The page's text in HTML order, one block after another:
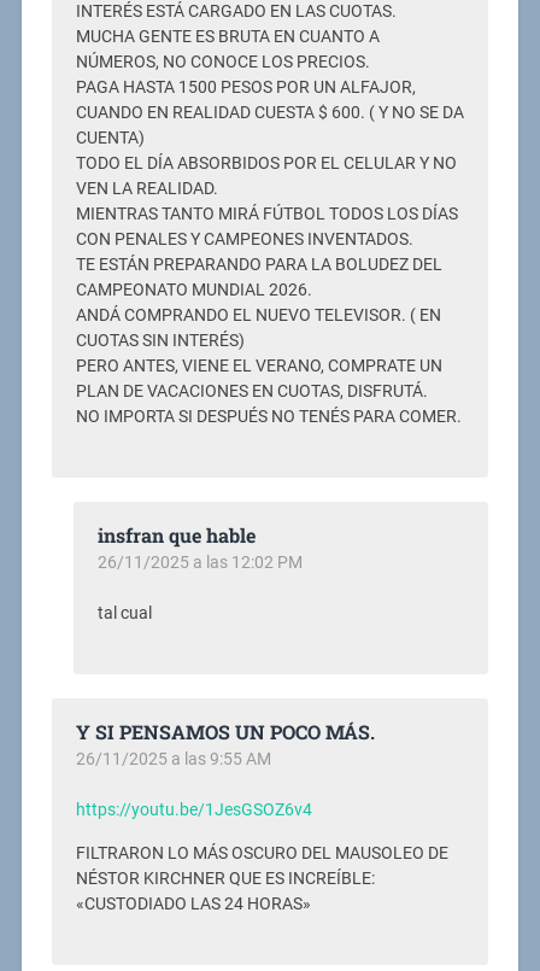
INTERÉS ESTÁ CARGADO EN LAS CUOTAS.
MUCHA GENTE ES BRUTA EN CUANTO A
NÚMEROS, NO CONOCE LOS PRECIOS.
PAGA HASTA 1500 PESOS POR UN ALFAJOR,
CUANDO EN REALIDAD CUESTA $ 600. ( Y NO SE DA
CUENTA)
TODO EL DÍA ABSORBIDOS POR EL CELULAR Y NO
VEN LA REALIDAD.
MIENTRAS TANTO MIRÁ FÚTBOL TODOS LOS DÍAS
CON PENALES Y CAMPEONES INVENTADOS.
TE ESTÁN PREPARANDO PARA LA BOLUDEZ DEL
CAMPEONATO MUNDIAL 2026.
ANDÁ COMPRANDO EL NUEVO TELEVISOR. ( EN
CUOTAS SIN INTERÉS)
PERO ANTES, VIENE EL VERANO, COMPRATE UN
PLAN DE VACACIONES EN CUOTAS, DISFRUTÁ.
NO IMPORTA SI DESPUÉS NO TENÉS PARA COMER.
insfran que hable
26/11/2025 a las 12:02 PM
tal cual
Y SI PENSAMOS UN POCO MÁS.
26/11/2025 a las 9:55 AM
https://youtu.be/1JesGSOZ6v4
FILTRARON LO MÁS OSCURO DEL MAUSOLEO DE
NÉSTOR KIRCHNER QUE ES INCREÍBLE:
«CUSTODIADO LAS 24 HORAS»